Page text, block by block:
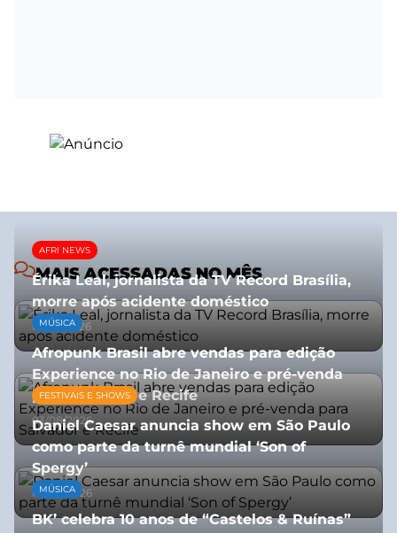
MAIS ACESSADAS NO MÊS
AFRI NEWS
Érika Leal, jornalista da TV Record Brasília,
morre após acidente doméstico
08/07/2026
MÚSICA
Afropunk Brasil abre vendas para edição
Experience no Rio de Janeiro e pré-venda
para Salvador e Recife
03/08/2026
FESTIVAIS E SHOWS
Daniel Caesar anuncia show em São Paulo
como parte da turnê mundial ‘Son of
Spergy’
05/08/2026
MÚSICA
BK’ celebra 10 anos de “Castelos & Ruínas”